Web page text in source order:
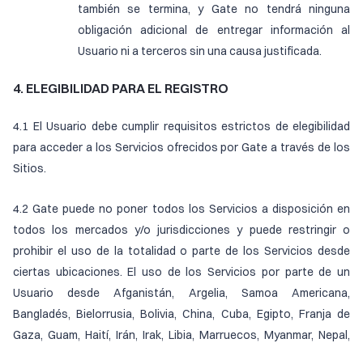
también se termina, y Gate no tendrá ninguna
obligación adicional de entregar información al
Usuario ni a terceros sin una causa justificada.
4. ELEGIBILIDAD PARA EL REGISTRO
4.1 El Usuario debe cumplir requisitos estrictos de elegibilidad
para acceder a los Servicios ofrecidos por Gate a través de los
Sitios.
4.2 Gate puede no poner todos los Servicios a disposición en
todos los mercados y/o jurisdicciones y puede restringir o
prohibir el uso de la totalidad o parte de los Servicios desde
ciertas ubicaciones. El uso de los Servicios por parte de un
Usuario desde Afganistán, Argelia, Samoa Americana,
Bangladés, Bielorrusia, Bolivia, China, Cuba, Egipto, Franja de
Gaza, Guam, Haití, Irán, Irak, Libia, Marruecos, Myanmar, Nepal,